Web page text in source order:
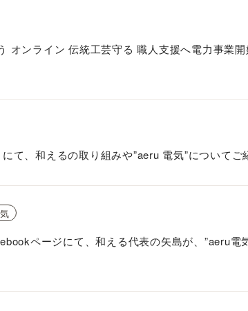
ンライン 伝統工芸守る 職人支援へ電力事業
、和えるの取り組みや”aeru 電気”についてご
ページにて、和える代表の矢島が、”aeru電